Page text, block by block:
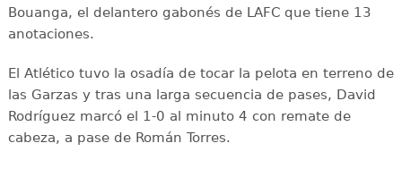
Bouanga, el delantero gabonés de LAFC que tiene 13
anotaciones.
El Atlético tuvo la osadía de tocar la pelota en terreno de
las Garzas y tras una larga secuencia de pases, David
Rodríguez marcó el 1-0 al minuto 4 con remate de
cabeza, a pase de Román Torres.